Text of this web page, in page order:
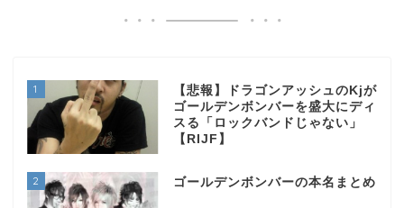
1
【悲報】ドラゴンアッシュのKjが
ゴールデンボンバーを盛大にディ
スる「ロックバンドじゃない」
【RIJF】
2 ゴールデンボンバーの本名まとめ